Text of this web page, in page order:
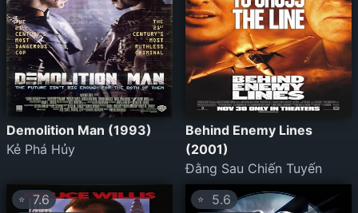
Demolition Man (1993)
Kẻ Phá Hủy
Behind Enemy Lines
(2001)
Đằng Sau Chiến Tuyến
⭐ 7.6 ⭐ 5.6